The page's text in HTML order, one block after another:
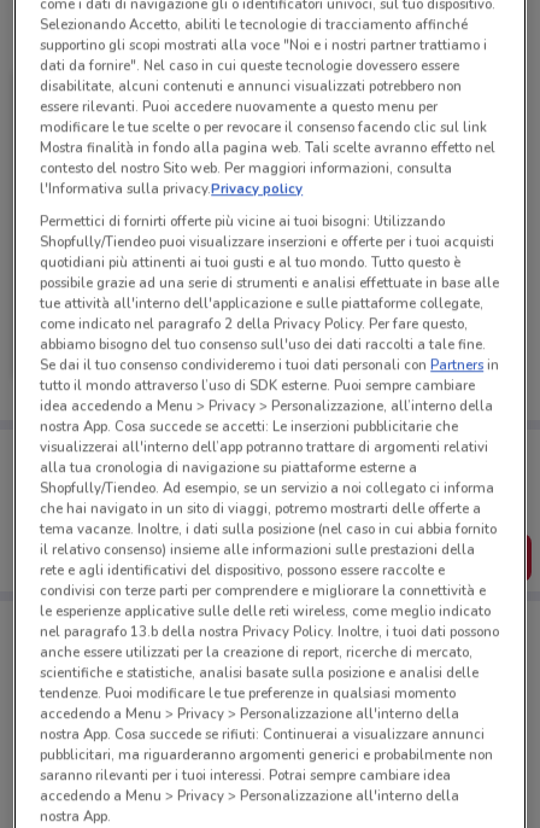
Tutte le promozioni di questo negozio
Tecnomat
Scade il 26/08 1.7 km
Porta DoveConviene sempre con te!
Puoi trovare le migliori offerte dei negozi vicino a te,
salvarle e creare la tua lista del risparmio, comodamente
dal tuo cellulare.
SCARICA L’APP
Negozi Tecnomat a Orbassano
come i dati di navigazione gli o identificatori univoci, sul tuo dispositivo.
Selezionando Accetto, abiliti le tecnologie di tracciamento affinché
supportino gli scopi mostrati alla voce "Noi e i nostri partner trattiamo i
dati da fornire". Nel caso in cui queste tecnologie dovessero essere
disabilitate, alcuni contenuti e annunci visualizzati potrebbero non
essere rilevanti. Puoi accedere nuovamente a questo menu per
modificare le tue scelte o per revocare il consenso facendo clic sul link
Mostra finalità in fondo alla pagina web. Tali scelte avranno effetto nel
contesto del nostro Sito web. Per maggiori informazioni, consulta
l'Informativa sulla privacy.Privacy policy
Permettici di fornirti offerte più vicine ai tuoi bisogni: Utilizzando
Shopfully/Tiendeo puoi visualizzare inserzioni e offerte per i tuoi acquisti
quotidiani più attinenti ai tuoi gusti e al tuo mondo. Tutto questo è
possibile grazie ad una serie di strumenti e analisi effettuate in base alle
tue attività all'interno dell'applicazione e sulle piattaforme collegate,
come indicato nel paragrafo 2 della Privacy Policy. Per fare questo,
abbiamo bisogno del tuo consenso sull'uso dei dati raccolti a tale fine.
Se dai il tuo consenso condivideremo i tuoi dati personali conPartnersin
tutto il mondo attraverso l’uso di SDK esterne. Puoi sempre cambiare
idea accedendo a Menu > Privacy > Personalizzazione, all’interno della
nostra App. Cosa succede se accetti: Le inserzioni pubblicitarie che
visualizzerai all'interno dell’app potranno trattare di argomenti relativi
alla tua cronologia di navigazione su piattaforme esterne a
Shopfully/Tiendeo. Ad esempio, se un servizio a noi collegato ci informa
che hai navigato in un sito di viaggi, potremo mostrarti delle offerte a
tema vacanze. Inoltre, i dati sulla posizione (nel caso in cui abbia fornito
il relativo consenso) insieme alle informazioni sulle prestazioni della
rete e agli identificativi del dispositivo, possono essere raccolte e
condivisi con terze parti per comprendere e migliorare la connettività e
le esperienze applicative sulle delle reti wireless, come meglio indicato
nel paragrafo 13.b della nostra Privacy Policy. Inoltre, i tuoi dati possono
anche essere utilizzati per la creazione di report, ricerche di mercato,
scientifiche e statistiche, analisi basate sulla posizione e analisi delle
tendenze. Puoi modificare le tue preferenze in qualsiasi momento
accedendo a Menu > Privacy > Personalizzazione all'interno della
nostra App. Cosa succede se rifiuti: Continuerai a visualizzare annunci
pubblicitari, ma riguarderanno argomenti generici e probabilmente non
saranno rilevanti per i tuoi interessi. Potrai sempre cambiare idea
accedendo a Menu > Privacy > Personalizzazione all'interno della
nostra App.